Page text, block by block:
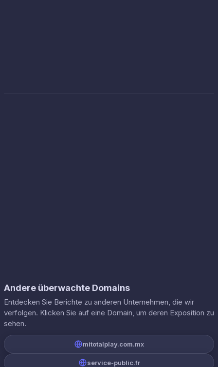
Andere überwachte Domains
Entdecken Sie Berichte zu anderen Unternehmen, die wir
verfolgen. Klicken Sie auf eine Domain, um deren Exposition zu
sehen.
mitotalplay.com.mx
service-public.fr